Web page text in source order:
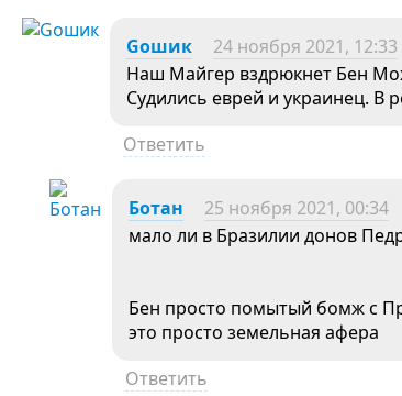
Goшик 24 ноября 2021, 12:33
Наш Майгер вздрюкнет Бен
Судились еврей и украинец. В
Ответить
Ботан 25 ноября 2021, 00:34
мало ли в Бразилии донов
Бен просто помытый бомж с
это просто земельная афера
Ответить